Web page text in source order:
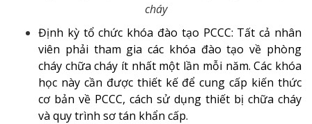
cháy
Định kỳ tổ chức khóa đào tạo PCCC: Tất cả nhân
viên phải tham gia các khóa đào tạo về phòng
cháy chữa cháy ít nhất một lần mỗi năm. Các khóa
học này cần được thiết kế để cung cấp kiến thức
cơ bản về PCCC, cách sử dụng thiết bị chữa cháy
và quy trình sơ tán khẩn cấp.